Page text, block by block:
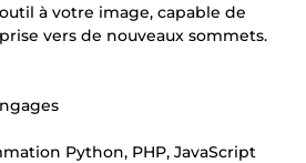
à votre image, capable de
vers de nouveaux sommets.
Python, PHP, JavaScript